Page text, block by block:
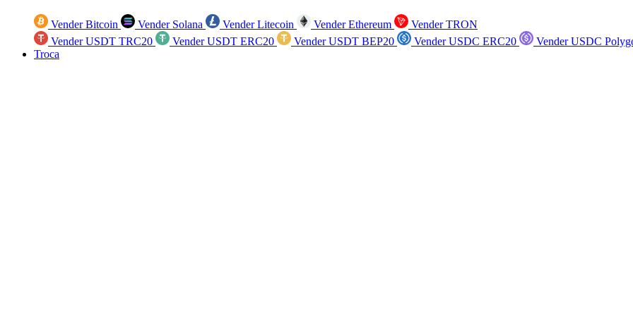
Vender Bitcoin Vender Solana Vender Litecoin Vender Ethereum
Vender TRON
Vender USDT TRC20
Vender USDT ERC20 Vender USDT BEP20 Vender USDC ERC20
Vender USDC
Troca